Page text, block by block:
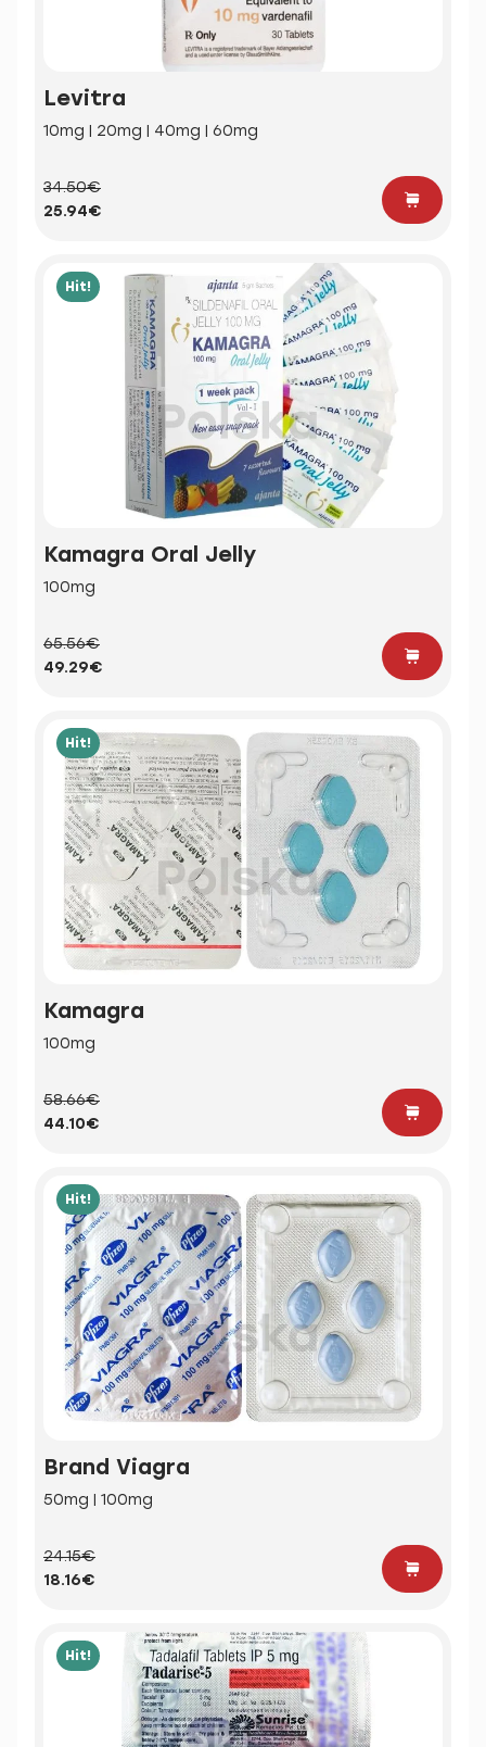
Levitra
10mg | 20mg | 40mg | 60mg
34.50€
25.94€
Hit!
Kamagra Oral Jelly
100mg
65.56€
49.29€
Hit!
Kamagra
100mg
58.66€
44.10€
Hit!
Brand Viagra
50mg | 100mg
24.15€
18.16€
Hit!